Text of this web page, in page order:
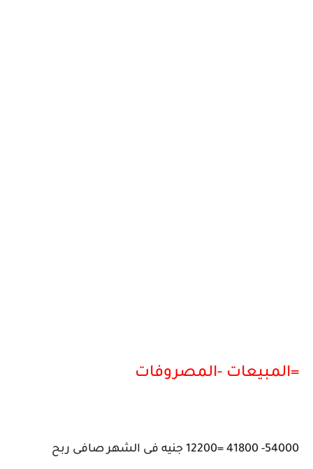
=المبيعات -المصروفات
54000- 41800 =12200 جنيه فى الشهر صافى ربح